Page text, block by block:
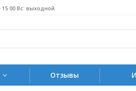
15 00 Вс: выходной
Отзывы